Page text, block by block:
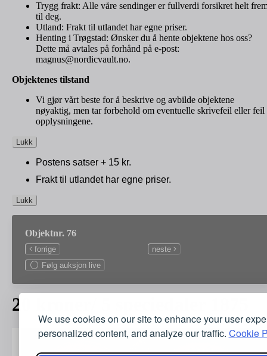
We use cookies on our site to enhance your user
personalized content, and analyze our traffic. Cookie
Trygg frakt: Alle våre sendinger er fullverdi forsikret helt
til deg.
Utland: Frakt til utlandet har egne priser.
Henting i Trøgstad: Ønsker du å hente objektene hos oss?
Dette må avtales på forhånd på e-post:
magnus@nordicvault.no.
Objektenes tilstand
Vi gjør vårt beste for å beskrive og avbilde objektene
nøyaktig, men tar forbehold om eventuelle skrivefeil eller feil
opplysningene.
Lukk
Postens satser + 15 kr.
Frakt til utlandet har egne priser.
Lukk
Objektnr. 76
forrige
neste
Følg auksjon live
20 kroner/ 5 speciedaler 1875